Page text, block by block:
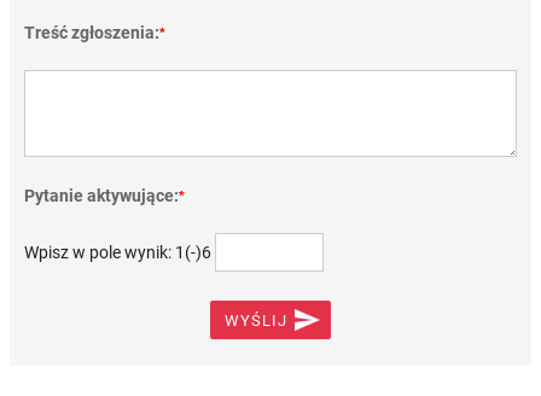
Treść zgłoszenia:*
Pytanie aktywujące:*
Wpisz w pole wynik: 1(-)6
WYŚLIJ 